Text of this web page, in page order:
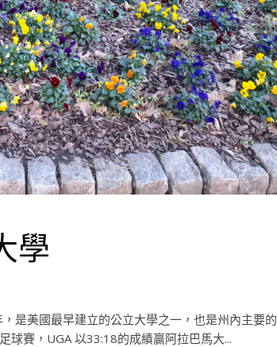
學
是美國最早建立的公立大學之一，也是州內主要的
球賽，UGA 以33:18的成績贏阿拉巴馬大...